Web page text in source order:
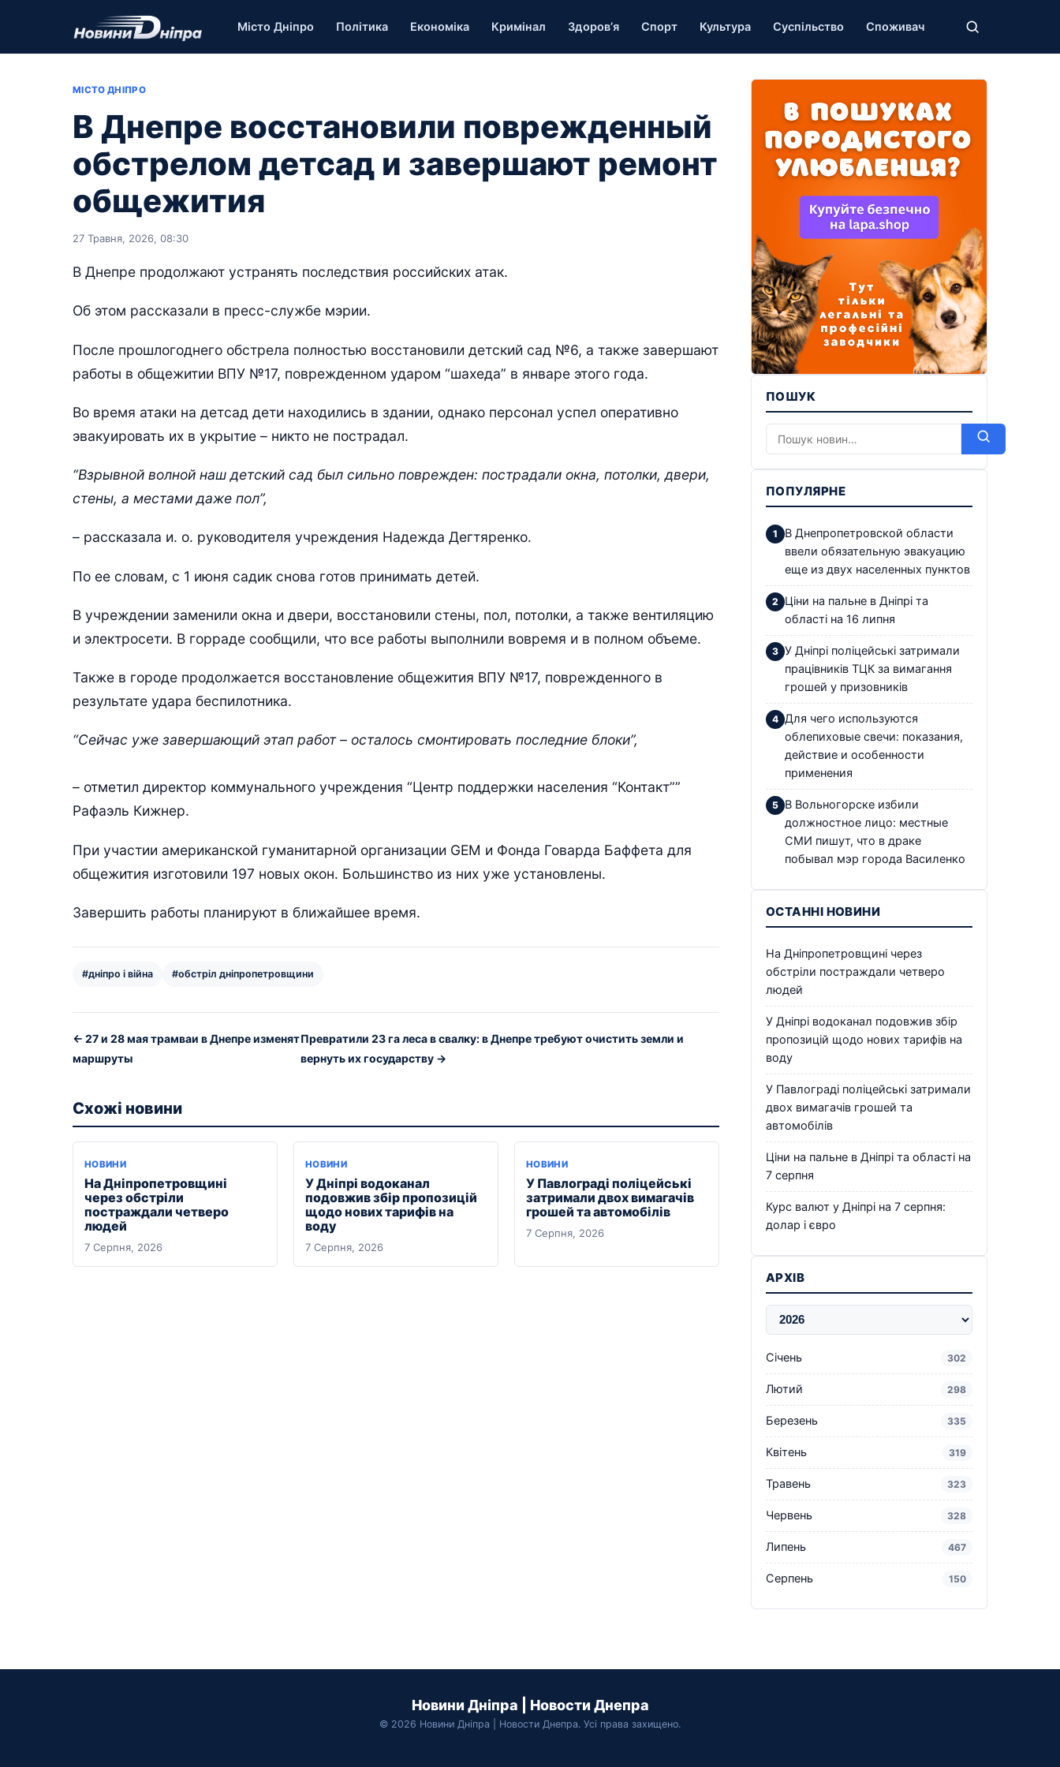
Місто Дніпро Політика Економіка Кримінал Здоров’я Спорт Культура Суспільство Споживач
МІСТО ДНІПРО
В Днепре восстановили поврежденный
обстрелом детсад и завершают ремонт
общежития
27 Травня, 2026, 08:30
В Днепре продолжают устранять последствия российских атак.
Об этом рассказали в пресс-службе мэрии.
После прошлогоднего обстрела полностью восстановили детский сад №6, а также завершают
работы в общежитии ВПУ №17, поврежденном ударом “шахеда” в январе этого года.
Во время атаки на детсад дети находились в здании, однако персонал успел оперативно
эвакуировать их в укрытие – никто не пострадал.
“Взрывной волной наш детский сад был сильно поврежден: пострадали окна, потолки, двери,
стены, а местами даже пол”,
– рассказала и. о. руководителя учреждения Надежда Дегтяренко.
По ее словам, с 1 июня садик снова готов принимать детей.
В учреждении заменили окна и двери, восстановили стены, пол, потолки, а также вентиляцию
и электросети. В горраде сообщили, что все работы выполнили вовремя и в полном объеме.
Также в городе продолжается восстановление общежития ВПУ №17, поврежденного в
результате удара беспилотника.
“Сейчас уже завершающий этап работ – осталось смонтировать последние блоки”,
– отметил директор коммунального учреждения “Центр поддержки населения “Контакт””
Рафаэль Кижнер.
При участии американской гуманитарной организации GEM и Фонда Говарда Баффета для
общежития изготовили 197 новых окон. Большинство из них уже установлены.
Завершить работы планируют в ближайшее время.
#дніпро і війна #обстріл дніпропетровщини
← 27 и 28 мая трамваи в Днепре изменят
маршруты
Превратили 23 га леса в свалку: в Днепре требуют очистить земли и
вернуть их государству →
Схожі новини
НОВИНИ
На Дніпропетровщині
через обстріли
постраждали четверо
людей
7 Серпня, 2026
НОВИНИ
У Дніпрі водоканал
подовжив збір пропозицій
щодо нових тарифів на
воду
7 Серпня, 2026
НОВИНИ
У Павлограді поліцейські
затримали двох вимагачів
грошей та автомобілів
7 Серпня, 2026
ПОШУК
ПОПУЛЯРНЕ
В Днепропетровской области
ввели обязательную эвакуацию
еще из двух населенных пунктов
Ціни на пальне в Дніпрі та
області на 16 липня
У Дніпрі поліцейські затримали
працівників ТЦК за вимагання
грошей у призовників
Для чего используются
облепиховые свечи: показания,
действие и особенности
применения
В Вольногорске избили
должностное лицо: местные
СМИ пишут, что в драке
побывал мэр города Василенко
ОСТАННІ НОВИНИ
На Дніпропетровщині через
обстріли постраждали четверо
людей
У Дніпрі водоканал подовжив збір
пропозицій щодо нових тарифів на
воду
У Павлограді поліцейські затримали
двох вимагачів грошей та
автомобілів
Ціни на пальне в Дніпрі та області на
7 серпня
Курс валют у Дніпрі на 7 серпня:
долар і євро
АРХІВ
Січень 302
Лютий 298
Березень 335
Квітень 319
Травень 323
Червень 328
Липень 467
Серпень 150
Новини Дніпра | Новости Днепра
© 2026 Новини Дніпра | Новости Днепра. Усі права захищено.